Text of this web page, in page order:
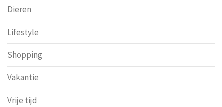
Dieren
Lifestyle
Shopping
Vakantie
Vrije tijd